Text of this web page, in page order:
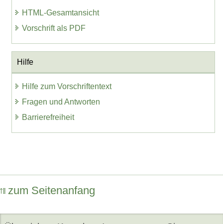
HTML-Gesamtansicht
Vorschrift als PDF
Hilfe
Hilfe zum Vorschriftentext
Fragen und Antworten
Barrierefreiheit
zum Seitenanfang